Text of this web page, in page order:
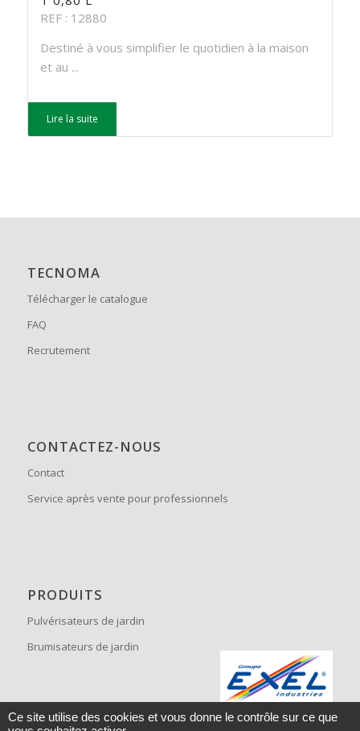
REF : 12880
Destiné à vous simplifier le quotidien à la maison
et au ...
Lire la suite
TECNOMA
Télécharger le catalogue
FAQ
Recrutement
CONTACTEZ-NOUS
Contact
Service après vente pour professionnels
PRODUITS
Pulvérisateurs de jardin
Brumisateurs de jardin
Ce site utilise des cookies et vous donne le contrôle sur ce que